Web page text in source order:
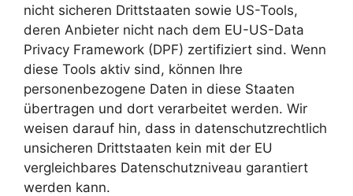
nicht sicheren Drittstaaten sowie US-Tools,
deren Anbieter nicht nach dem EU-US-Data
Privacy Framework (DPF) zertifiziert sind. Wenn
diese Tools aktiv sind, können Ihre
personenbezogene Daten in diese Staaten
übertragen und dort verarbeitet werden. Wir
weisen darauf hin, dass in datenschutzrechtlich
unsicheren Drittstaaten kein mit der EU
vergleichbares Datenschutzniveau garantiert
werden kann.